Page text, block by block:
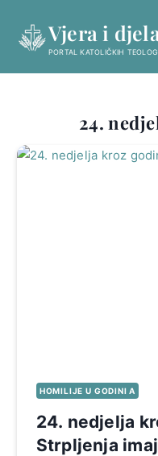
content
Vjera i djela
PORTAL KATOLIČKIH
24.
HOMILIJE U GODINI A
24. nedjelja
Strpljenja